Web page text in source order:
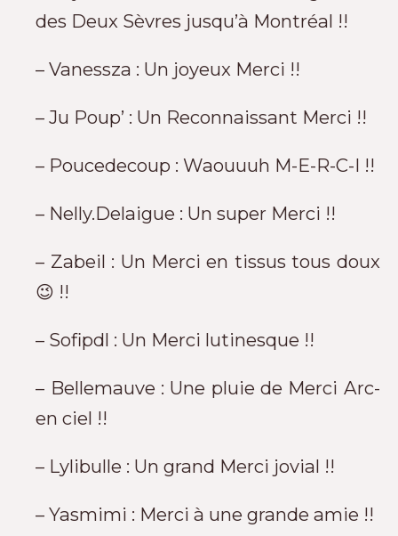
des Deux Sèvres jusqu’à Montréal !!
– Vanessza : Un joyeux Merci !!
– Ju Poup’ : Un Reconnaissant Merci !!
– Poucedecoup : Waouuuh M-E-R-C-I !!
– Nelly.Delaigue : Un super Merci !!
– Zabeil : Un Merci en tissus tous doux
😉 !!
– Sofipdl : Un Merci lutinesque !!
– Bellemauve : Une pluie de Merci Arc-
en ciel !!
– Lylibulle : Un grand Merci jovial !!
– Yasmimi : Merci à une grande amie !!